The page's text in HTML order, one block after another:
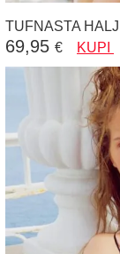
TUFNASTA
69,95 € KUPI